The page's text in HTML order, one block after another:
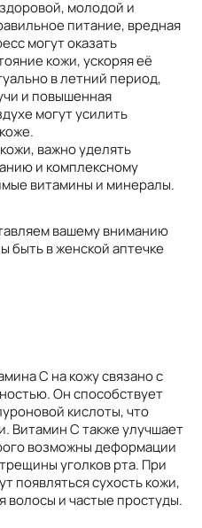
молодой и
питание, вредная
могут оказать
кожи, ускоряя её
в летний период,
и повышенная
могут усилить
важно уделять
и комплексному
витамины и минералы.
вашему вниманию
быть в женской аптечке
C на кожу связано с
Он способствует
кислоты, что
Витамин C также улучшает
возможны деформации
уголков рта. При
появляться сухость кожи,
волосы и частые простуды.